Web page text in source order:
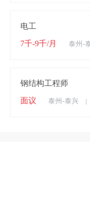
电工
7千-9千/月 泰州-
钢结构工程师
面议 泰州-泰兴